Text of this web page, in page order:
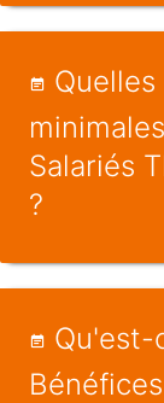
Salariés
?
Qu'est-